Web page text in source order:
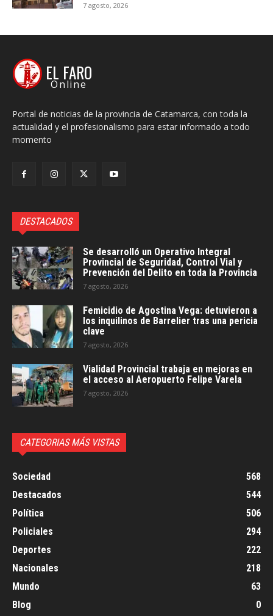
7 agosto, 2026
EL FARO
Online
Portal de noticias de la provincia de Catamarca, con toda la
actualidad y el profesionalismo para estar informado a todo
momento
DESTACADOS
Se desarrolló un Operativo Integral
Provincial de Seguridad, Control Vial y
Prevención del Delito en toda la Provincia
7 agosto, 2026
Femicidio de Agostina Vega: detuvieron a
los inquilinos de Barrelier tras una pericia
clave
7 agosto, 2026
Vialidad Provincial trabaja en mejoras en
el acceso al Aeropuerto Felipe Varela
7 agosto, 2026
CATEGORIAS MÁS VISTAS
Sociedad
568
Destacados
544
Política
506
Policiales
294
Deportes
222
Nacionales
218
Mundo
63
Blog
0